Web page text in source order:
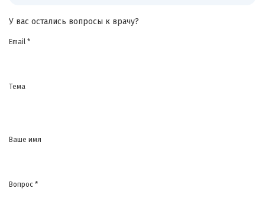
У вас остались вопросы к врачу?
Email *
Тема
Ваше имя
Вопрос *